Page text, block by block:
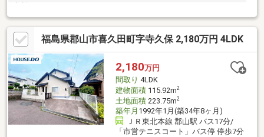
相談ください。
福島県郡山市喜久田町字寺久保 2,180万円 4LDK
2,180万円
間取り 4LDK
建物面積115.92m2
土地面積223.75m2
築年月 1992年1月(築34年8ヶ月)
ＪＲ東北本線 郡山駅 バス17分/
「市営テニスコート」バス停 停歩7分